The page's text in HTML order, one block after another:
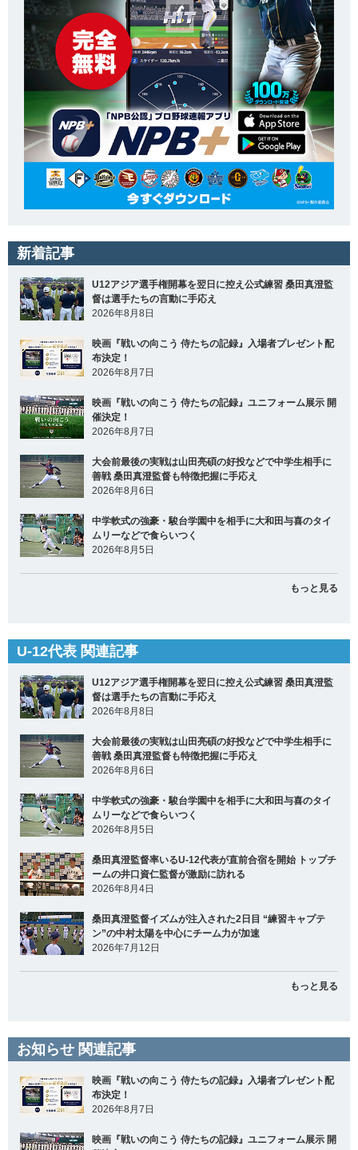
新着記事
U12アジア選手権開幕を翌日に控え公式練習 桑田真澄監
督は選手たちの言動に手応え
2026年8月8日
映画『戦いの向こう 侍たちの記録』入場者プレゼント配
布決定！
2026年8月7日
映画『戦いの向こう 侍たちの記録』ユニフォーム展示 開
催決定！
2026年8月7日
大会前最後の実戦は山田亮碩の好投などで中学生相手に
善戦 桑田真澄監督も特徴把握に手応え
2026年8月6日
中学軟式の強豪・駿台学園中を相手に大和田与喜のタイ
ムリーなどで食らいつく
2026年8月5日
もっと見る
U-12代表 関連記事
U12アジア選手権開幕を翌日に控え公式練習 桑田真澄監
督は選手たちの言動に手応え
2026年8月8日
大会前最後の実戦は山田亮碩の好投などで中学生相手に
善戦 桑田真澄監督も特徴把握に手応え
2026年8月6日
中学軟式の強豪・駿台学園中を相手に大和田与喜のタイ
ムリーなどで食らいつく
2026年8月5日
桑田真澄監督率いるU-12代表が直前合宿を開始 トップチ
ームの井口資仁監督が激励に訪れる
2026年8月4日
桑田真澄監督イズムが注入された2日目 “練習キャプテ
ン”の中村太陽を中心にチーム力が加速
2026年7月12日
もっと見る
お知らせ 関連記事
映画『戦いの向こう 侍たちの記録』入場者プレゼント配
布決定！
2026年8月7日
映画『戦いの向こう 侍たちの記録』ユニフォーム展示 開